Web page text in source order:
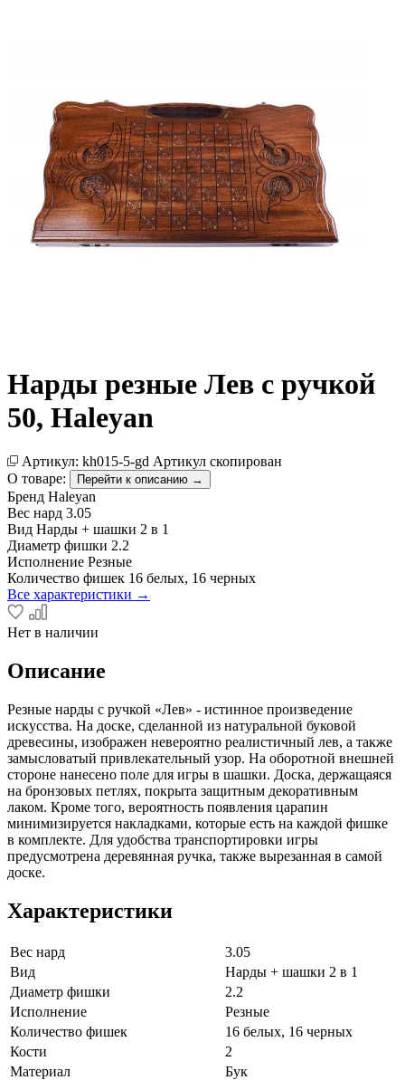
Нарды резные Лев с ручкой
50, Haleyan
Артикул: kh015-5-gd Артикул скопирован
О товаре:
Перейти к описанию →
Бренд Haleyan
Вес нард 3.05
Вид Нарды + шашки 2 в 1
Диаметр фишки 2.2
Исполнение Резные
Количество фишек 16 белых, 16 черных
Все характеристики →
Нет в наличии
Описание
Резные нарды с ручкой «Лев» - истинное произведение
искусства. На доске, сделанной из натуральной буковой
древесины, изображен невероятно реалистичный лев, а также
замысловатый привлекательный узор. На оборотной внешней
стороне нанесено поле для игры в шашки. Доска, держащаяся
на бронзовых петлях, покрыта защитным декоративным
лаком. Кроме того, вероятность появления царапин
минимизируется накладками, которые есть на каждой фишке
в комплекте. Для удобства транспортировки игры
предусмотрена деревянная ручка, также вырезанная в самой
доске.
Характеристики
Вес нард
3.05
Вид
Нарды + шашки 2 в 1
Диаметр фишки
2.2
Исполнение
Резные
Количество фишек
16 белых, 16 черных
Кости
2
Материал
Бук